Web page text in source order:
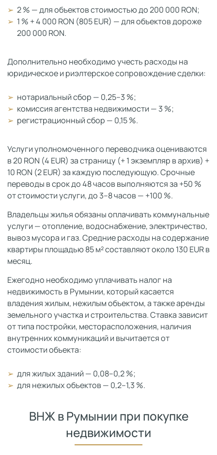
2 % — для объектов стоимостью до 200 000 RON;
1 % + 4 000 RON (805 EUR) — для объектов дороже
200 000 RON.
Дополнительно необходимо учесть расходы на
юридическое и риэлтерское сопровождение сделки:
нотариальный сбор — 0,25–3 %;
комиссия агентства недвижимости — 3 %;
регистрационный сбор — 0,15 %.
Услуги уполномоченного переводчика оцениваются
в 20 RON (4 EUR) за страницу (+ 1 экземпляр в архив) +
10 RON (2 EUR) за каждую последующую. Срочные
переводы в срок до 48 часов выполняются за +50 %
от стоимости услуги, до 3–8 часов — +100 %.
Владельцы жилья обязаны оплачивать коммунальные
услуги — отопление, водоснабжение, электричество,
вывоз мусора и газ. Средние расходы на содержание
квартиры площадью 85 м² составляют около 130 EUR в
месяц.
Ежегодно необходимо уплачивать налог на
недвижимость в Румынии, который касается
владения жилым, нежилым объектом, а также аренды
земельного участка и строительства. Ставка зависит
от типа постройки, месторасположения, наличия
внутренних коммуникаций и вычитается от
стоимости объекта:
для жилых зданий — 0,08–0,2 %;
для нежилых объектов — 0,2–1,3 %.
ВНЖ в Румынии при покупке
недвижимости